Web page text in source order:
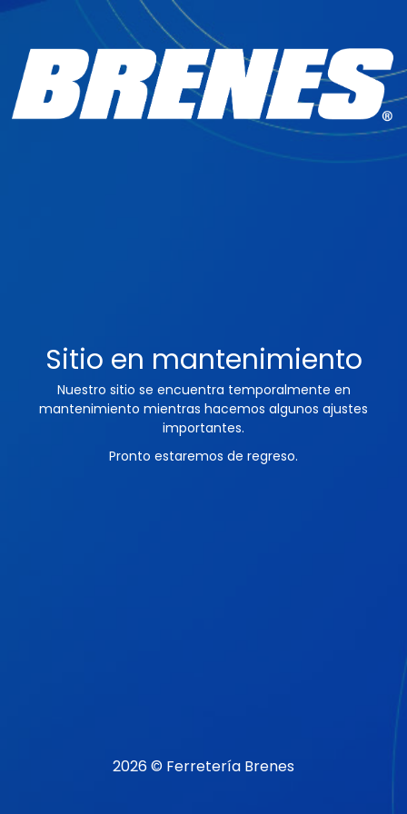
Sitio en mantenimiento
Nuestro sitio se encuentra temporalmente en
mantenimiento mientras hacemos algunos ajustes
importantes.
Pronto estaremos de regreso.
2026 © Ferretería Brenes